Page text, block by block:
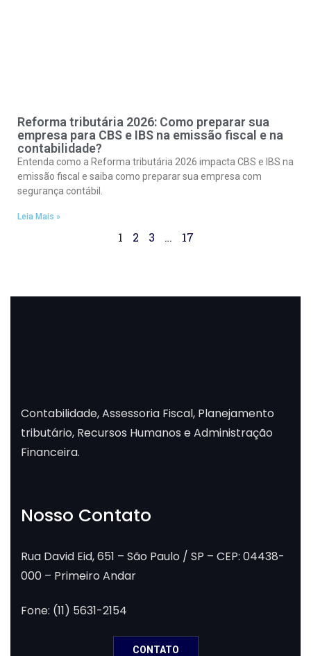
Reforma tributária 2026: Como preparar sua
empresa para CBS e IBS na emissão fiscal e na
contabilidade?
Entenda como a Reforma tributária 2026 impacta CBS e IBS na
emissão fiscal e saiba como preparar sua empresa com
segurança contábil.
Leia Mais »
1 2 3 … 17
Contabilidade, Assessoria Fiscal, Planejamento
tributário, Recursos Humanos e Administração
Financeira.
Nosso Contato
Rua David Eid, 651 – São Paulo / SP – CEP: 04438-
000 – Primeiro Andar
Fone: (11) 5631-2154
CONTATO